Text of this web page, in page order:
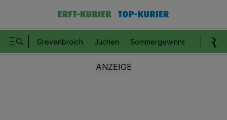
Grevenbroich Jüchen Sommergewinnspiel